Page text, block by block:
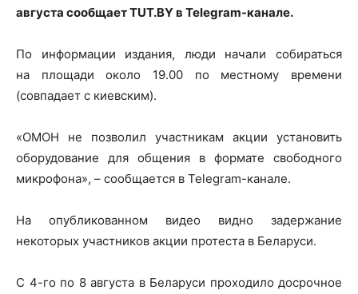
августа сообщает TUT.BY в Telegram-канале.
По информации издания, люди начали собираться
на площади около 19.00 по местному времени
(совпадает с киевским).
«ОМОН не позволил участникам акции установить
оборудование для общения в формате свободного
микрофона», – сообщается в Telegram-канале.
На опубликованном видео видно задержание
некоторых участников акции протеста в Беларуси.
С 4-го по 8 августа в Беларуси проходило досрочное